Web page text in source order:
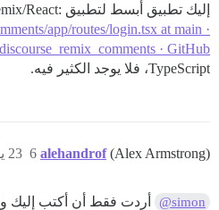
إليك تطبيق أبسط لتطبيق Remix/React:
app/routes/login.tsx at main ·
· GitHub
TypeScript، فلا يوجد الكثير فيه.
alehandrof (Alex Armstrong) 23 يوليو 2024، 9:11ص 6
@simon
أردت فقط أن أكتب إليك